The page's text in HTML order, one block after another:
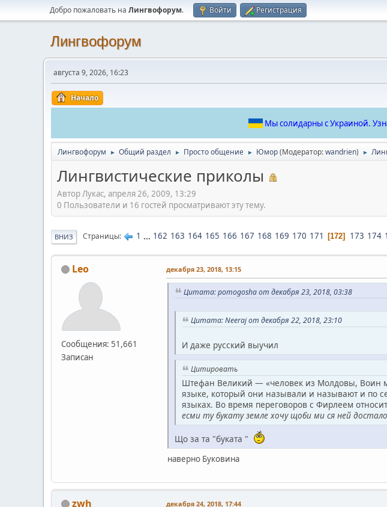
Добро пожаловать на Лингвофорум. Войти Регистрация
Лингвофорум
августа 9, 2026, 16:23
Начало
Мы солидарны с Украиной.
Лингвофорум ► Общий раздел ► Просто общение ► Юмор(Модератор:wandrien) ►
Лингвистические приколы
Автор Лукас, апреля 26, 2009, 13:29
0 Пользователи и 16 гостей просматривают эту тему.
ВНИЗ Страницы 1 ... 162 163 164 165 166 167 168 169 170 171 172 173 174
Leo
Сообщения: 51,661
Записан
декабря 23, 2018, 13:15
Цитата: pomogosha от декабря 23, 2018, 03:38
Цитата: Neeraj от декабря 22, 2018, 23:10
И даже русский выучил
Цитировать
Штефан Великий — «человек из Молдовы, Воин
языке, который они называли и называют и по
языках. Во время переговоров с Фирлеем
есми ту букату земле хочу щоби ми ся ней
Що за та "буката "
наверно Буковина
zwh декабря 24, 2018, 17:44